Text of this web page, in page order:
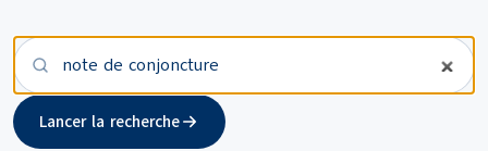
Votre recherche
Lancer la recherche